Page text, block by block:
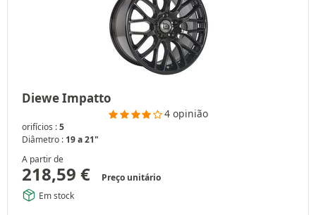
Diewe Impatto
4 opinião
orifícios :5
Diâmetro : 19 a 21"
A partir de
218,59 €
Preço unitário
Em stock